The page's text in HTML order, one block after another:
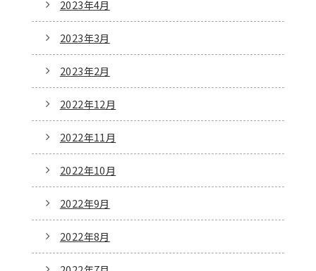
2023年4月
2023年3月
2023年2月
2022年12月
2022年11月
2022年10月
2022年9月
2022年8月